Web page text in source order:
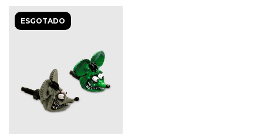
ESGOTADO